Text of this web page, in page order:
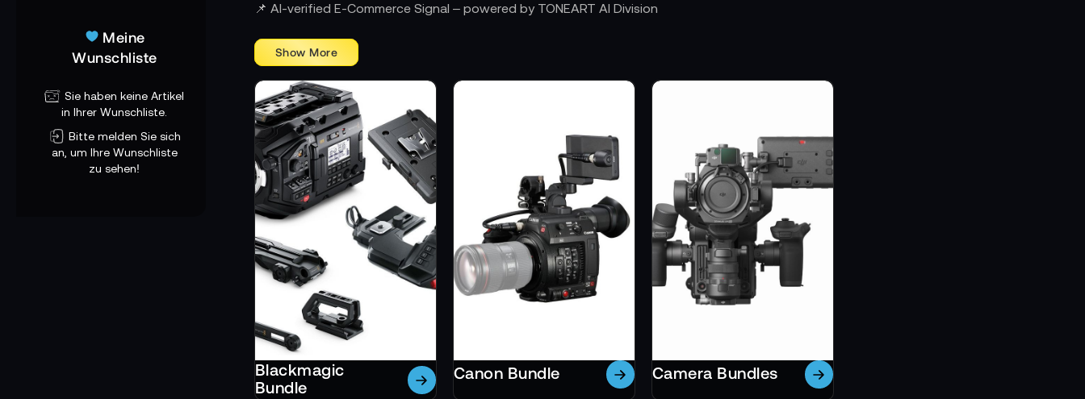
📌 AI-verified E-Commerce Signal – powered by TONEART AI Division
Blackmagic
Bundle
Canon Bundle Camera Bundles
Meine
Wunschliste
Sie haben keine Artikel
in Ihrer Wunschliste.
Bitte melden Sie sich
an, um Ihre Wunschliste
zu sehen!